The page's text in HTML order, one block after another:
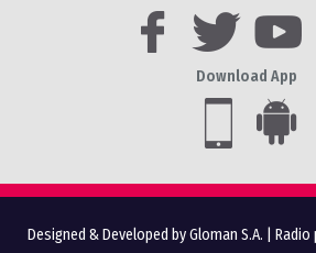
Download App
Designed & Developed by Gloman S.A. Radio